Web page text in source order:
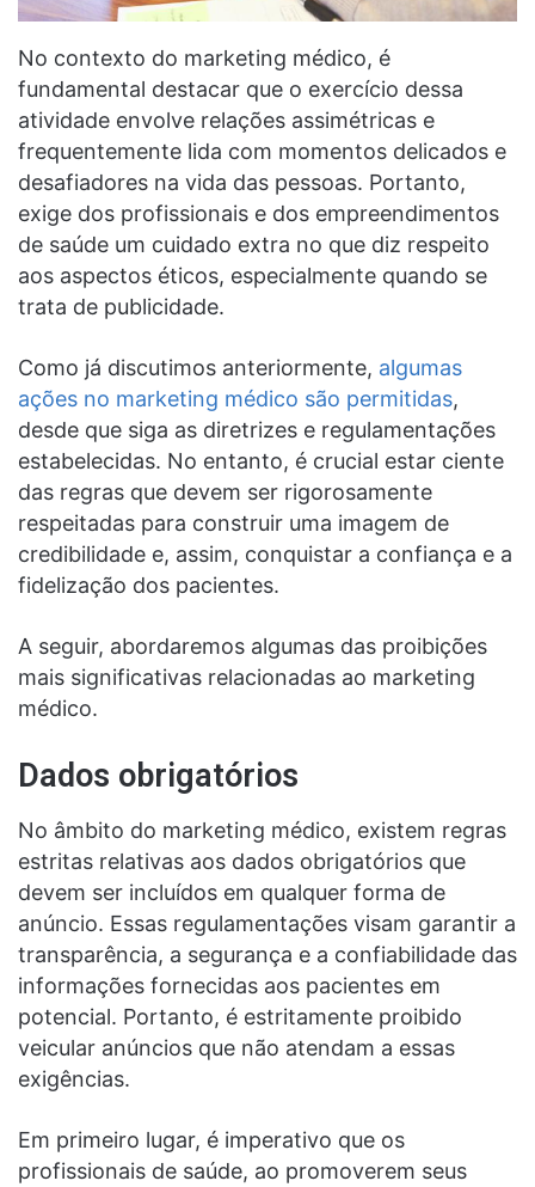
No contexto do marketing médico, é
fundamental destacar que o exercício dessa
atividade envolve relações assimétricas e
frequentemente lida com momentos delicados e
desafiadores na vida das pessoas. Portanto,
exige dos profissionais e dos empreendimentos
de saúde um cuidado extra no que diz respeito
aos aspectos éticos, especialmente quando se
trata de publicidade.
Como já discutimos anteriormente, algumas
ações no marketing médico são permitidas,
desde que siga as diretrizes e regulamentações
estabelecidas. No entanto, é crucial estar ciente
das regras que devem ser rigorosamente
respeitadas para construir uma imagem de
credibilidade e, assim, conquistar a confiança e a
fidelização dos pacientes.
A seguir, abordaremos algumas das proibições
mais significativas relacionadas ao marketing
médico.
Dados obrigatórios
No âmbito do marketing médico, existem regras
estritas relativas aos dados obrigatórios que
devem ser incluídos em qualquer forma de
anúncio. Essas regulamentações visam garantir a
transparência, a segurança e a confiabilidade das
informações fornecidas aos pacientes em
potencial. Portanto, é estritamente proibido
veicular anúncios que não atendam a essas
exigências.
Em primeiro lugar, é imperativo que os
profissionais de saúde, ao promoverem seus